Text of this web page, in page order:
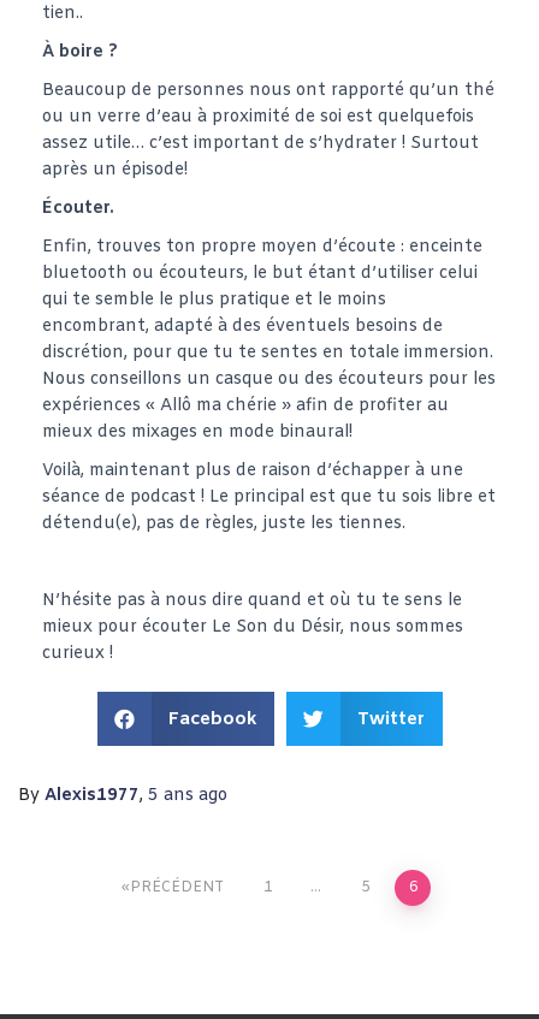
tien..
À boire ?
Beaucoup de personnes nous ont rapporté qu’un thé
ou un verre d’eau à proximité de soi est quelquefois
assez utile… c’est important de s’hydrater ! Surtout
après un épisode!
Écouter.
Enfin, trouves ton propre moyen d’écoute : enceinte
bluetooth ou écouteurs, le but étant d’utiliser celui
qui te semble le plus pratique et le moins
encombrant, adapté à des éventuels besoins de
discrétion, pour que tu te sentes en totale immersion.
Nous conseillons un casque ou des écouteurs pour les
expériences « Allô ma chérie » afin de profiter au
mieux des mixages en mode binaural!
Voilà, maintenant plus de raison d’échapper à une
séance de podcast ! Le principal est que tu sois libre et
détendu(e), pas de règles, juste les tiennes.
N’hésite pas à nous dire quand et où tu te sens le
mieux pour écouter Le Son du Désir, nous sommes
curieux !
Facebook Twitter
By Alexis1977, 5 ans ago
PRÉCÉDENT 1 … 5 6